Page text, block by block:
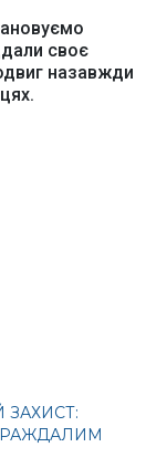
своє
назавжди
ЗАХИСТ:
обласна